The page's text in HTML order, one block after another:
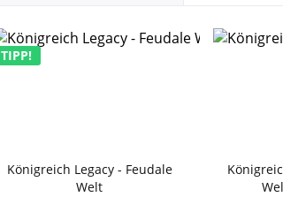
TIPP!
Königreich Legacy - Feudale
Welt